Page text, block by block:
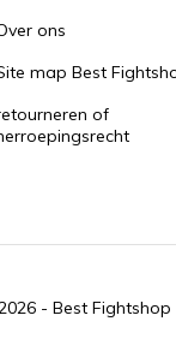
ons
map Best
of
- Best